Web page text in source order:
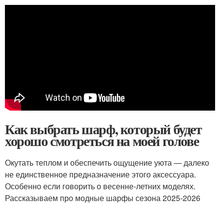
Как выбрать шарф, который будет
хорошо смотреться на моей голове
Окутать теплом и обеспечить ощущение уюта — далеко
не единственное предназначение этого аксессуара.
Особенно если говорить о весенне-летних моделях.
Рассказываем про модные шарфы сезона 2025-2026